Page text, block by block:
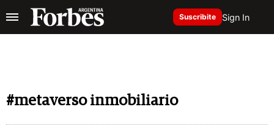
Suscribite Sign In
#metaverso inmobiliario